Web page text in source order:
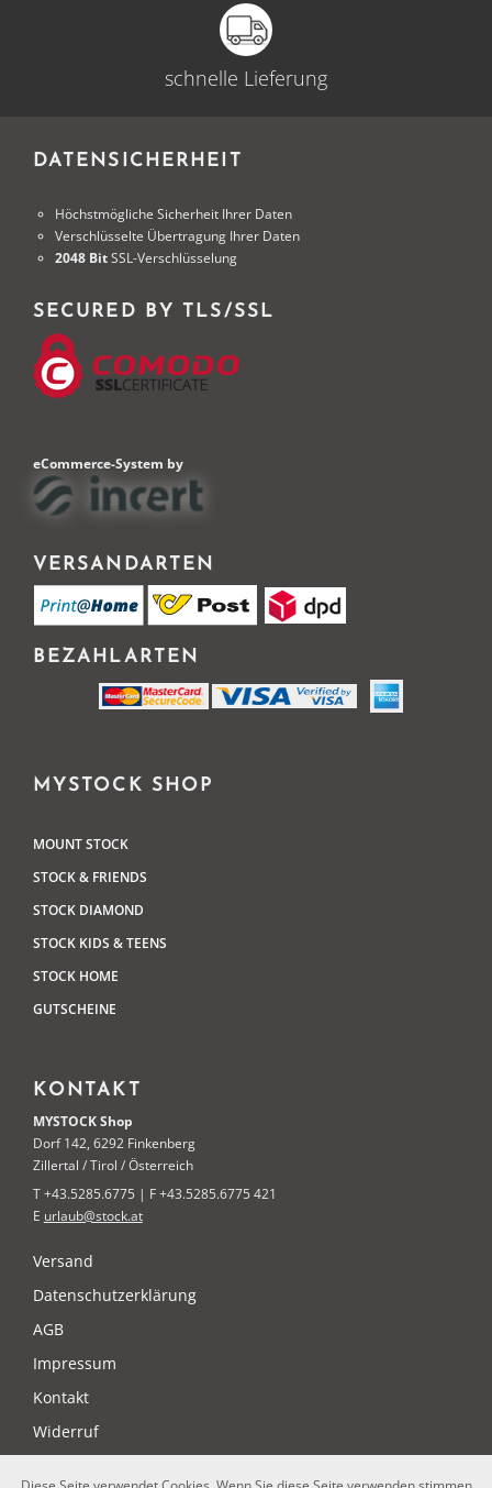
schnelle Lieferung
DATENSICHERHEIT
Höchstmögliche Sicherheit Ihrer Daten
Verschlüsselte Übertragung Ihrer Daten
2048 BitSSL-Verschlüsselung
SECURED BY TLS/SSL
eCommerce-System by
VERSANDARTEN
BEZAHLARTEN
MYSTOCK SHOP
MOUNT STOCK
STOCK & FRIENDS
STOCK DIAMOND
STOCK KIDS & TEENS
STOCK HOME
GUTSCHEINE
KONTAKT
MYSTOCK Shop
Dorf 142, 6292 Finkenberg
Zillertal / Tirol / Österreich
T +43.5285.6775 | F +43.5285.6775 421
E urlaub@stock.at
Versand
Datenschutzerklärung
AGB
Impressum
Kontakt
Widerruf